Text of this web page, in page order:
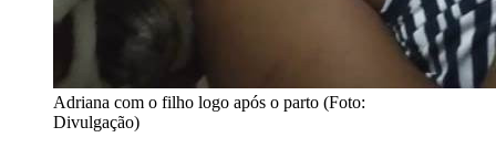
Adriana com o filho logo após o parto (Foto:
Divulgação)